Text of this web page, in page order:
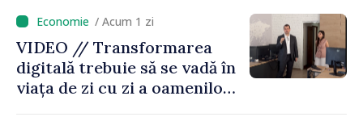
caniculă
/ Acum 1 zi
VIDEO // Transformarea
digitală trebuie să se vadă în
viața de zi cu zi a oamenilor